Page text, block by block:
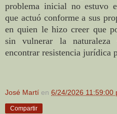
problema inicial no estuvo
que actuó conforme a sus
en quien le hizo creer que
sin vulnerar la
encontrar resistencia jurídica
José Martí en 6/24/2026 11:59:00
Compartir